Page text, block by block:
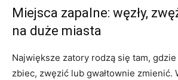
Miejsca zapalne: węzły,
na duże miasta
Największe zatory rodzą się tam,
zbiec, zwęzić lub gwałtownie zmienić.